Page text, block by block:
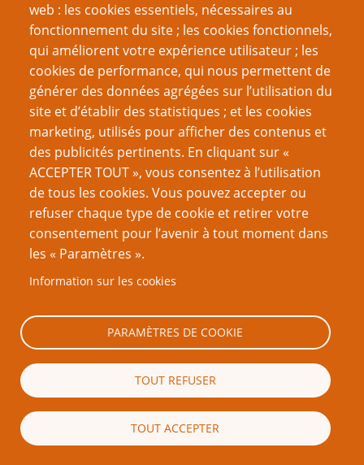
Le groupe continua, et j’essayai de ne pas entendre les
cris imaginaires du PNJ imaginaire piégéad vitam
aeternamdans un piège virtuel. Mais parfois, au cœur de
la nuit, cela me hante encore.
Nous continuâmes, tuant kobold après kobold jusqu’à
atteindre le cœur de leur repaire. Tout le monde se rua
sur les trésors, en essayant les objets magiques au
hasard.
P’tit Pervers : Pas mal. Une Baguette des Merveilles ! Je
vais m’amuser avec ce joujou toute la nuit.
que je dois trouver, c’est un bateau pliable, un Tertre
Errant et mon arme surpuissante sera complète.
L’Incroyable Pochtron : Moi
j’aime mélanger des
potions. Quels sont ma
taille et mon alignement
maintenant ?
web : les cookies essentiels, nécessaires au
fonctionnement du site ; les cookies fonctionnels,
qui améliorent votre expérience utilisateur ; les
cookies de performance, qui nous permettent de
générer des données agrégées sur l’utilisation du
site et d’établir des statistiques ; et les cookies
marketing, utilisés pour afficher des contenus et
des publicités pertinents. En cliquant sur «
ACCEPTER TOUT », vous consentez à l’utilisation
de tous les cookies. Vous pouvez accepter ou
refuser chaque type de cookie et retirer votre
consentement pour l’avenir à tout moment dans
les « Paramètres ».
Information sur les cookies
PARAMÈTRES DE COOKIE
TOUT REFUSER
TOUT ACCEPTER